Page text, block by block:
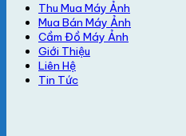
Thu Mua Máy Ảnh
Mua Bán Máy Ảnh
Cầm Đồ Máy Ảnh
Giới Thiệu
Liên Hệ
Tin Tức